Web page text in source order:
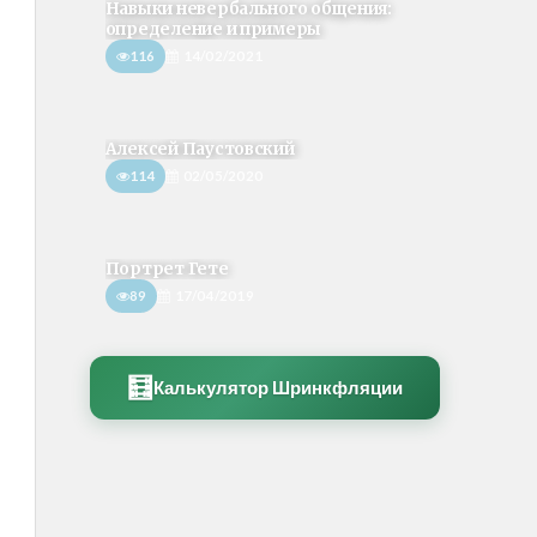
Навыки невербального общения:
определение и примеры
116
Алексей Паустовский
114
Портрет Гете
89
🧮 Калькулятор Шринкфляции